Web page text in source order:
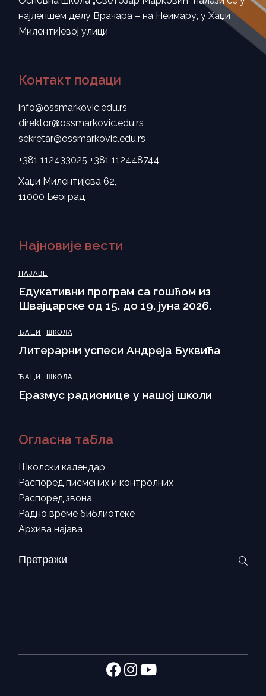
најлепшем делу Врачара – на Неимару, у Хаџи
Милентијевој улици
Контакт подаци
info@ossmarkovic.edu.rs
direktor@ossmarkovic.edu.rs
sekretar@ossmarkovic.edu.rs
+381 112433025 +381 112448744
Хаџи Милентијева 62,
11000 Београд
Најновије вести
НАЈАВЕ
Eдукативни програм са гошћом из
Швајцарске од 15. до 19. јуна 2026.
ЂАЦИ ШКОЛА
Литерарни успеси Андреја Буквића
ЂАЦИ ШКОЛА
Еразмус радионице у нашој школи
Огласна табла
Школски календар
Распоред писмених и контролних
Распоред звона
Радно време библиотеке
Архива најава
Search
for: